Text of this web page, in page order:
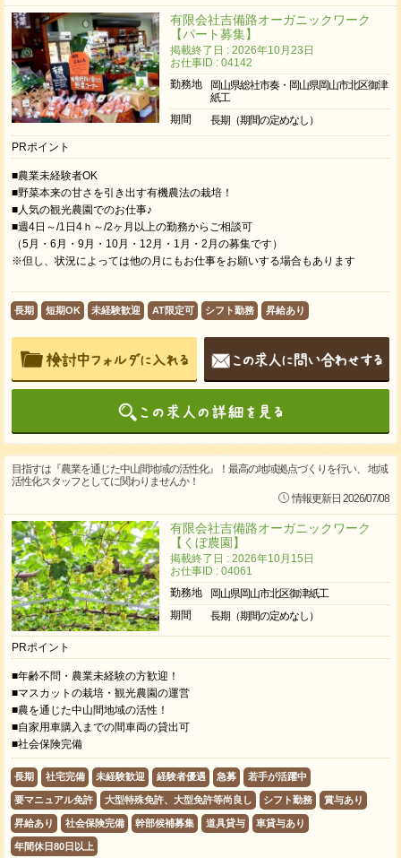
有限会社吉備路オーガニックワーク
【パート募集】
掲載終了日 : 2026年10月23日
お仕事ID : 04142
勤務地
岡山県総社市奏・岡山県岡山市北区御津
紙工
期間
長期（期間の定めなし）
PRポイント
■農業未経験者OK
■野菜本来の甘さを引き出す有機農法の栽培！
■人気の観光農園でのお仕事♪
■週4日～/1日4ｈ～/2ヶ月以上の勤務からご相談可
（5月・6月・9月・10月・12月・1月・2月の募集です）
※但し、状況によっては他の月にもお仕事をお願いする場合もあります
長期 短期OK 未経験歓迎 AT限定可 シフト勤務 昇給あり
目指すは『農業を通じた中山間地域の活性化』！最高の地域拠点づくりを行い、 地域
活性化スタッフとしてに関わりませんか！
情報更新日 2026/07/08
有限会社吉備路オーガニックワーク
【くぼ農園】
掲載終了日 : 2026年10月15日
お仕事ID : 04061
勤務地
岡山県岡山市北区御津紙工
期間
長期（期間の定めなし）
PRポイント
■年齢不問・農業未経験の方歓迎！
■マスカットの栽培・観光農園の運営
■農を通じた中山間地域の活性！
■自家用車購入までの間車両の貸出可
■社会保険完備
長期 社宅完備 未経験歓迎 経験者優遇 急募 若手が活躍中
要マニュアル免許 大型特殊免許、大型免許等尚良し シフト勤務 賞与あり
昇給あり 社会保険完備 幹部候補募集 道具貸与 車貸与あり
年間休日80日以上